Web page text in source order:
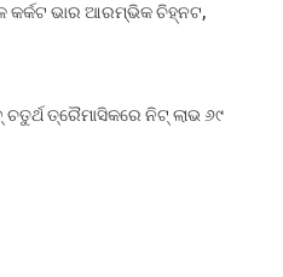
କର୍କଟ ଭାର ଆରମ୍ଭିକ ଚିହ୍ନଟ,
ତ୍ରୈମାସିକରେ ନିଟ୍ ଲାଭ ୬୯